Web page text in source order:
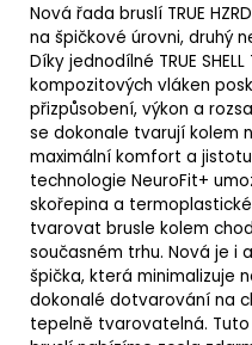
Nová řada bruslí TRUE
na špičkové úrovni, druhý
Díky jednodílné TRUE
kompozitových vláken
přizpůsobení, výkon a
se dokonale tvarují kolem
maximální komfort a
technologie NeuroFit+
skořepina a
tvarovat brusle kolem
současném trhu. Nová je i
špička, která minimalizuje
dokonalé dotvarování na
tepelně tvarovatelná.